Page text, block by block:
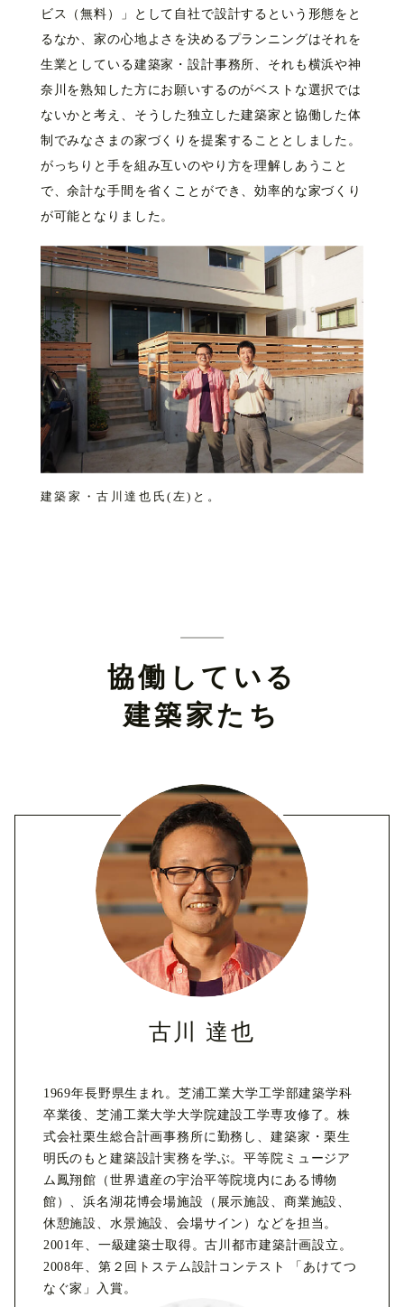
ビス（無料）」として自社で設計するという形態をと
るなか、家の心地よさを決めるプランニングはそれを
生業としている建築家・設計事務所、それも横浜や神
奈川を熟知した方にお願いするのがベストな選択では
ないかと考え、そうした独立した建築家と協働した体
制でみなさまの家づくりを提案することとしました。
がっちりと手を組み互いのやり方を理解しあうこと
で、余計な手間を省くことができ、効率的な家づくり
が可能となりました。
建築家・古川達也氏(左)と。
協働している
建築家たち
古川 達也
1969年長野県生まれ。芝浦工業大学工学部建築学科
卒業後、芝浦工業大学大学院建設工学専攻修了。株
式会社栗生総合計画事務所に勤務し、建築家・栗生
明氏のもと建築設計実務を学ぶ。平等院ミュージア
ム鳳翔館（世界遺産の宇治平等院境内にある博物
館）、浜名湖花博会場施設（展示施設、商業施設、
休憩施設、水景施設、会場サイン）などを担当。
2001年、一級建築士取得。古川都市建築計画設立。
2008年、第２回トステム設計コンテスト 「あけてつ
なぐ家」入賞。